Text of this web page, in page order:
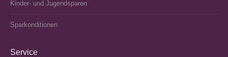
Kinder- und Jugendsparen
Sparkonditionen
Service